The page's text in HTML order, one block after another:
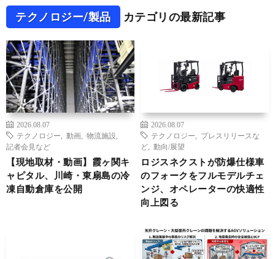
テクノロジー/製品 カテゴリの最新記事
2026.08.07
テクノロジー
動画 物流施設
記者会見など
【現地取材・動画】霞ヶ関キ
ャピタル、川崎・東扇島の冷
凍自動倉庫を公開
2026.08.07
テクノロジー
プレスリリースな
ど
動向/展望
ロジスネクストが防爆仕様車
のフォークをフルモデルチェ
ンジ、オペレーターの快適性
向上図る